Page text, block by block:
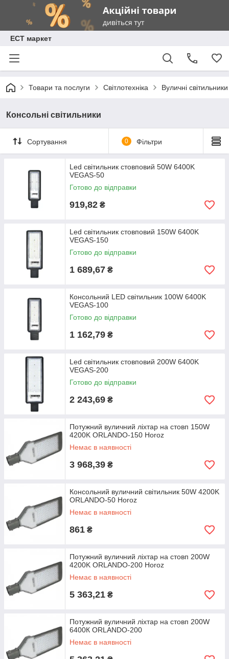
ЕСТ маркет
Товари та послуги Світлотехніка Вуличні світильники
Консольні світильники
Сортування 0 Фільтри
Led світильник стовповий 50W 6400K
VEGAS-50
Готово до відправки
919,82 ₴
Led світильник стовповий 150W 6400K
VEGAS-150
Готово до відправки
1 689,67 ₴
Консольний LED світильник 100W 6400K
VEGAS-100
Готово до відправки
1 162,79 ₴
Led світильник стовповий 200W 6400K
VEGAS-200
Готово до відправки
2 243,69 ₴
Потужний вуличний ліхтар на стовп 150W
4200K ORLANDO-150 Horoz
Немає в наявності
3 968,39 ₴
Консольний вуличний світильник 50W 4200K
ORLANDO-50 Horoz
Немає в наявності
861 ₴
Потужний вуличний ліхтар на стовп 200W
4200K ORLANDO-200 Horoz
Немає в наявності
5 363,21 ₴
Потужний вуличний ліхтар на стовп 200W
6400К ORLANDO-200
Немає в наявності